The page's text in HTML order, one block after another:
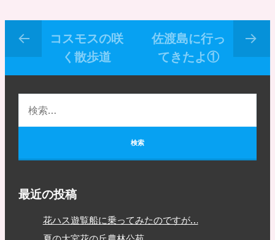
コスモスの咲
く散歩道
佐渡島に行っ
てきたよ①
最近の投稿
花ハス遊覧船に乗ってみたのですが…